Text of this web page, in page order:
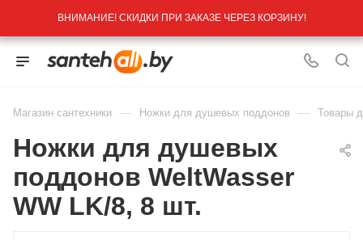
ВНИМАНИЕ! СКИДКИ ПРИ ЗАКАЗЕ ЧЕРЕЗ КОРЗИНУ!
Магазин сантехники — Ножки для душевых поддонов — Товары
Ножки для душевых
поддонов WeltWasser
WW LK/8, 8 шт.